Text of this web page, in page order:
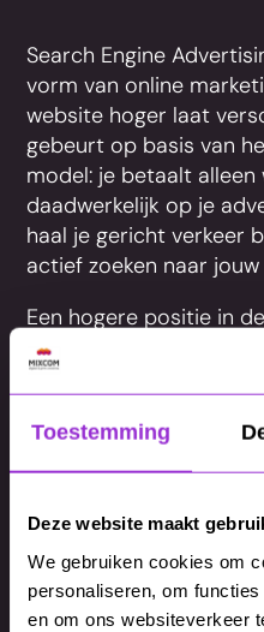
Toestemming
Deze website maakt
We gebruiken cookies om
personaliseren, om
en om ons websiteverkeer
Search Engine
vorm van online
website hoger laat
gebeurt op basis van
model: je betaalt alleen
daadwerkelijk op je
haal je gericht verkeer
actief zoeken naar
Een hogere positie in
ervoor dat jouw
dan die van
naamsbekendheid en
conversies of verkopen.